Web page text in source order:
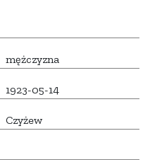
mężczyzna
1923-05-14
Czyżew